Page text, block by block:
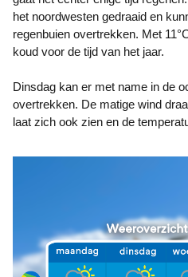
het noordwesten gedraaid en
regenbuien overtrekken. Met
koud voor de tijd van het jaar.
Dinsdag kan er met name in de
overtrekken. De matige wind
laat zich ook zien en de